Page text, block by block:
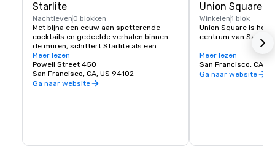
Starlite
Nachtleven 0 blokken
Met bijna een eeuw aan spetterende
cocktails en gedeelde verhalen binnen
de muren, schittert Starlite als een
historisch en gerespecteerd
etablissement in San Francisco. Gelegen
op de bovenste verdieping van Beacon
Grand.
Meer lezen
Powell Street 450
San Francisco, CA, US 94102
Ga naar website
Union Square
Winkelen1 blok
Union Square is het
centrum van San
Het beschikt over
luxe, warenhuizen
stad, waardoor het
Meer lezen
San Francisco, CA,
Ga naar website